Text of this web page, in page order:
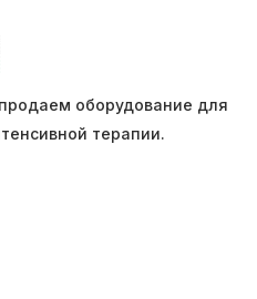
оборудование для
терапии.